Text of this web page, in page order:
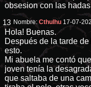
obsesion con las
13 Nombre:Cthulhu 17-07-
Hola! Buenas.
Después de la tarde
esto.
Mi abuela me contó
joven tenía la
que saltaba de una